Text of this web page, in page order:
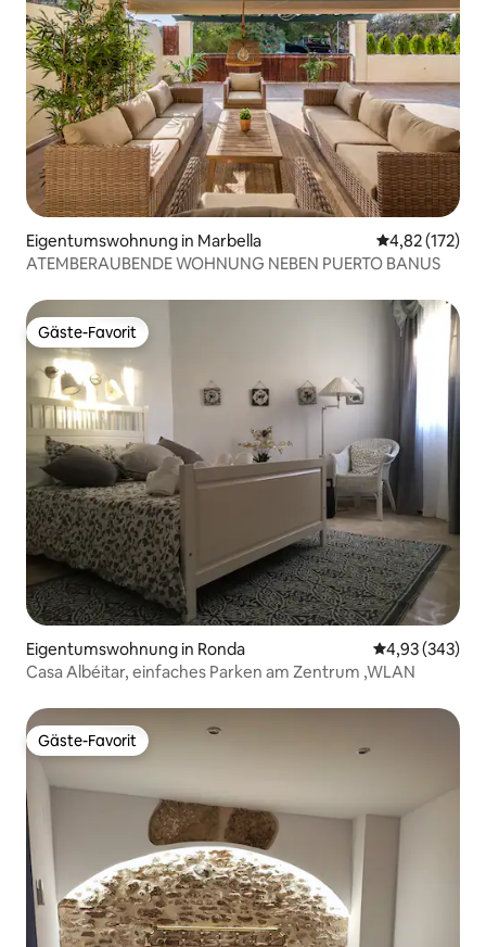
Eigentumswohnung in Marbella
4,82 (172)
ATEMBERAUBENDE WOHNUNG NEBEN PUERTO BANUS
Gäste-Favorit
Gäste-Favorit
Eigentumswohnung in Ronda
4,93 (343)
Casa Albéitar, einfaches Parken am Zentrum ,WLAN
Gäste-Favorit
Gäste-Favorit